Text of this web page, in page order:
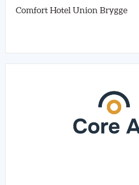
Comfort Hotel Union Brygge